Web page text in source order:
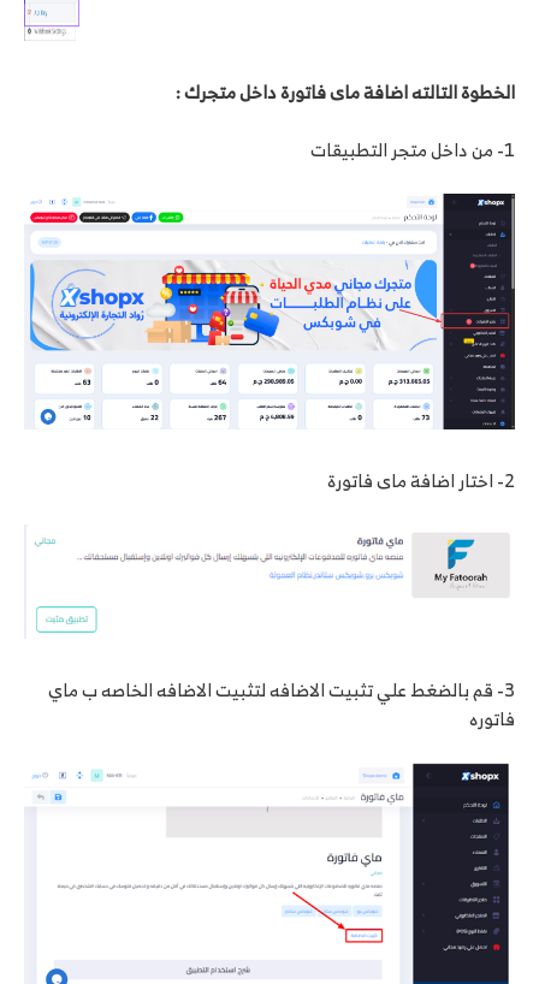
الخطوة التالته اضافة ماى فاتورة داخل متجرك :
1- من داخل متجر التطبيقات
2- اختار اضافة ماى فاتورة
3- قم بالضغط علي تثبيت الاضافه لتثبيت الاضافه الخاصه ب ماي
فاتوره